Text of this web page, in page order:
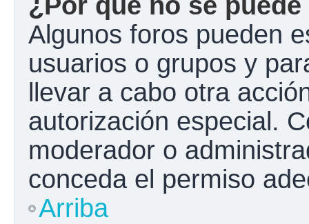
Algunos foros pueden
usuarios o grupos y
llevar a cabo otra
autorización especial.
moderador o
conceda el permiso
Arriba